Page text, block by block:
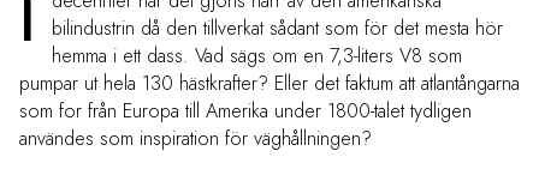
I
bilindustrin då den tillverkat sådant som för det mesta hör
hemma i ett dass. Vad sägs om en 7,3-liters V8 som
pumpar ut hela 130 hästkrafter? Eller det faktum att atlantångarna
som for från Europa till Amerika under 1800-talet tydligen
användes som inspiration för väghållningen?